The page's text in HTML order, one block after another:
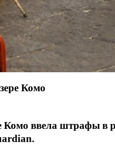
Комо
ввела штрафы в
.